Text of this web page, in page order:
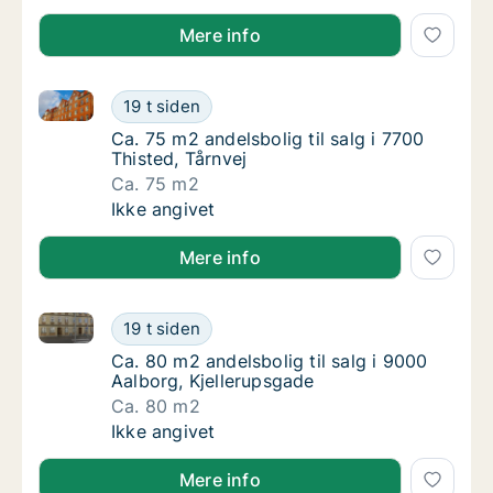
Mere info
Ca. 75 m2 andelsbolig til salg i 7700
19 t siden
Ca. 75 m2 andelsbolig til salg i 7700 Thisted, Tårnvej
Ca. 75 m2 andelsbolig til salg i 7700
Ca. 75 m2 andelsbolig til salg i 7700
Thisted, Tårnvej
Ca. 75 m2
Ca. 75 m2 andelsbolig til salg i 7700
Ikke angivet
Mere info
Ca. 80 m2 andelsbolig til salg i 9000
19 t siden
Ca. 80 m2 andelsbolig til salg i 9000 Aalborg,
Ca. 80 m2 andelsbolig til salg i 9000
Ca. 80 m2 andelsbolig til salg i 9000
Aalborg, Kjellerupsgade
Ca. 80 m2
Ca. 80 m2 andelsbolig til salg i 9000
Ikke angivet
Mere info